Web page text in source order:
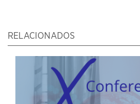
RELACIONADOS